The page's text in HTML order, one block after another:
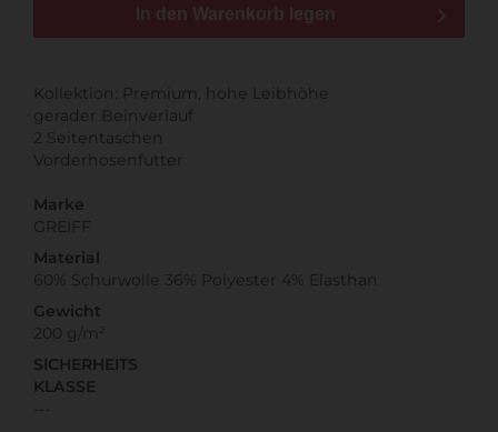
In den Warenkorb legen
Kollektion: Premium, hohe Leibhöhe
gerader Beinverlauf
2 Seitentaschen
Vorderhosenfutter
Marke
GREIFF
Material
60% Schurwolle 36% Polyester 4% Elasthan
Gewicht
200 g/m²
SICHERHEITS
KLASSE